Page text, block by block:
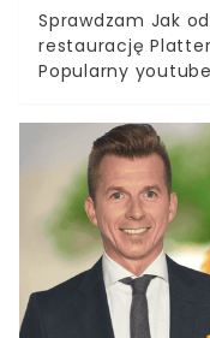
Sprawdzam Jak
restaurację
Popularny
warto sporo
Okrasy.Znany,
Sprawdzam Jak
restaurację
kilka pozycji z
restaurację na
mieści się przy